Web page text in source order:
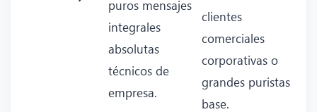
puros mensajes
integrales
absolutas
técnicos de
empresa.
clientes
comerciales
corporativas o
grandes puristas
base.